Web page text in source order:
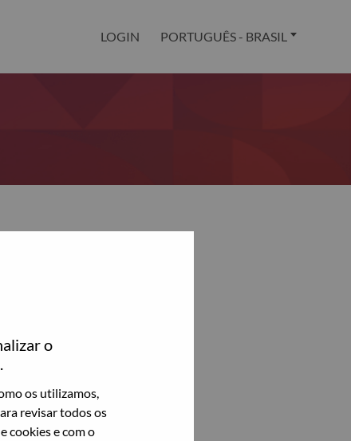
o
os utilizamos,
revisar todos os
cookies e com o
LOGIN PORTUGUÊS - BRASIL